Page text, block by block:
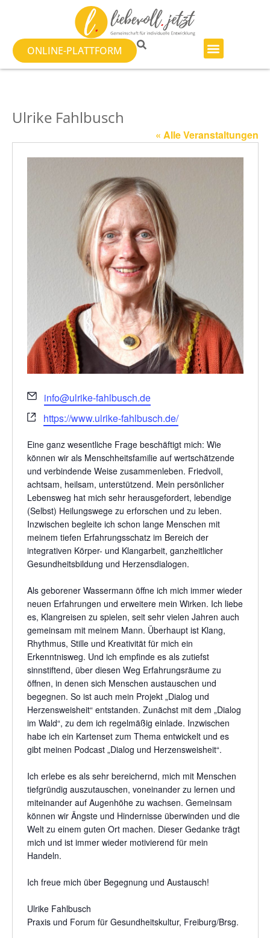
ONLINE-PLATTFORM
Ulrike Fahlbusch
« Alle Veranstaltungen
Email
info@ulrike-fahlbusch.de
Webseite
https://www.ulrike-fahlbusch.de/
Eine ganz wesentliche Frage beschäftigt mich: Wie
können wir als Menschheitsfamilie auf wertschätzende
und verbindende Weise zusammenleben. Friedvoll,
achtsam, heilsam, unterstützend. Mein persönlicher
Lebensweg hat mich sehr herausgefordert, lebendige
(Selbst) Heilungswege zu erforschen und zu leben.
Inzwischen begleite ich schon lange Menschen mit
meinem tiefen Erfahrungsschatz im Bereich der
integrativen Körper- und Klangarbeit, ganzheitlicher
Gesundheitsbildung und Herzensdialogen.
Als geborener Wassermann öffne ich mich immer wieder
neuen Erfahrungen und erweitere mein Wirken. Ich liebe
es, Klangreisen zu spielen, seit sehr vielen Jahren auch
gemeinsam mit meinem Mann. Überhaupt ist Klang,
Rhythmus, Stille und Kreativität für mich ein
Erkenntnisweg. Und ich empfinde es als zutiefst
sinnstiftend, über diesen Weg Erfahrungsräume zu
öffnen, in denen sich Menschen austauschen und
begegnen. So ist auch mein Projekt „Dialog und
Herzensweisheit“ entstanden. Zunächst mit dem „Dialog
im Wald“, zu dem ich regelmäßig einlade. Inzwischen
habe ich ein Kartenset zum Thema entwickelt und es
gibt meinen Podcast „Dialog und Herzensweisheit“.
Ich erlebe es als sehr bereichernd, mich mit Menschen
tiefgründig auszutauschen, voneinander zu lernen und
miteinander auf Augenhöhe zu wachsen. Gemeinsam
können wir Ängste und Hindernisse überwinden und die
Welt zu einem guten Ort machen. Dieser Gedanke trägt
mich und ist immer wieder motivierend für mein
Handeln.
Ich freue mich über Begegnung und Austausch!
Ulrike Fahlbusch
Praxis und Forum für Gesundheitskultur, Freiburg/Brsg.